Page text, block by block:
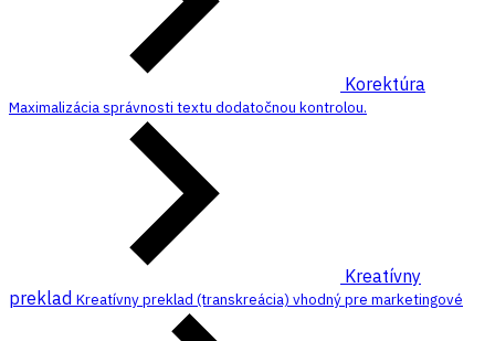
Korektúra
Maximalizácia správnosti textu dodatočnou kontrolou.
Kreatívny
preklad Kreatívny preklad (transkreácia) vhodný pre marketingové